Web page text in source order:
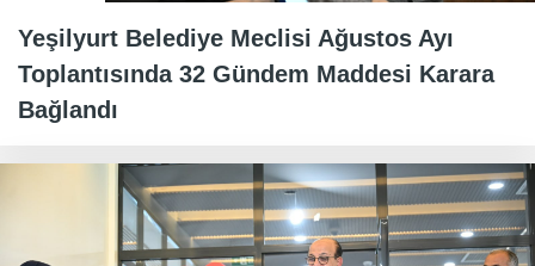
Yeşilyurt Belediye Meclisi Ağustos Ayı
Toplantısında 32 Gündem Maddesi Karara
Bağlandı